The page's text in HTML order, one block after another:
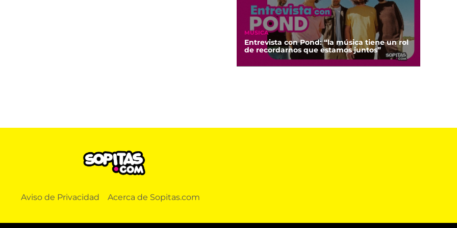
MÚSICA
Entrevista con Pond: “la música tiene un rol
de recordarnos que estamos juntos”
Aviso de Privacidad Acerca de Sopitas.com